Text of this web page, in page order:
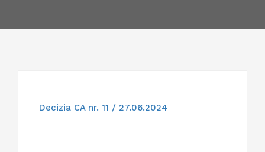
Decizia CA nr. 11 / 27.06.2024